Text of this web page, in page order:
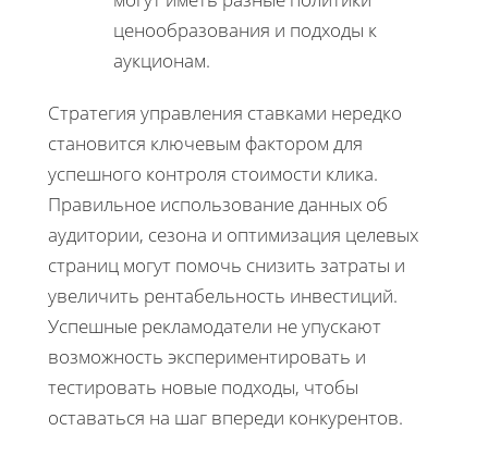
ценообразования и подходы к
аукционам.
Стратегия управления ставками нередко
становится ключевым фактором для
успешного контроля стоимости клика.
Правильное использование данных об
аудитории, сезона и оптимизация целевых
страниц могут помочь снизить затраты и
увеличить рентабельность инвестиций.
Успешные рекламодатели не упускают
возможность экспериментировать и
тестировать новые подходы, чтобы
оставаться на шаг впереди конкурентов.